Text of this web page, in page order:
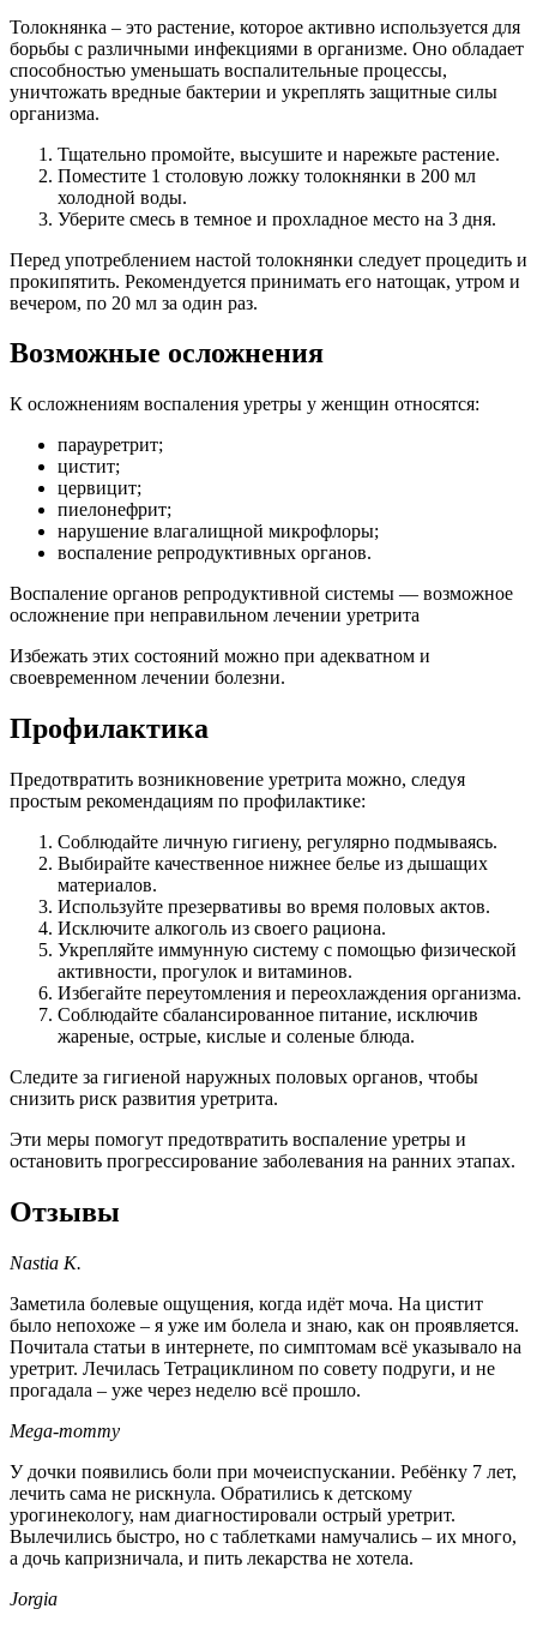
Толокнянка – это растение, которое активно используется для
борьбы с различными инфекциями в организме. Оно обладает
способностью уменьшать воспалительные процессы,
уничтожать вредные бактерии и укреплять защитные силы
организма.
Тщательно промойте, высушите и нарежьте растение.
Поместите 1 столовую ложку толокнянки в 200 мл
холодной воды.
Уберите смесь в темное и прохладное место на 3 дня.
Перед употреблением настой толокнянки следует процедить и
прокипятить. Рекомендуется принимать его натощак, утром и
вечером, по 20 мл за один раз.
Возможные осложнения
К осложнениям воспаления уретры у женщин относятся:
парауретрит;
цистит;
цервицит;
пиелонефрит;
нарушение влагалищной микрофлоры;
воспаление репродуктивных органов.
Воспаление органов репродуктивной системы — возможное
осложнение при неправильном лечении уретрита
Избежать этих состояний можно при адекватном и
своевременном лечении болезни.
Профилактика
Предотвратить возникновение уретрита можно, следуя
простым рекомендациям по профилактике:
Соблюдайте личную гигиену, регулярно подмываясь.
Выбирайте качественное нижнее белье из дышащих
материалов.
Используйте презервативы во время половых актов.
Исключите алкоголь из своего рациона.
Укрепляйте иммунную систему с помощью физической
активности, прогулок и витаминов.
Избегайте переутомления и переохлаждения организма.
Соблюдайте сбалансированное питание, исключив
жареные, острые, кислые и соленые блюда.
Следите за гигиеной наружных половых органов, чтобы
снизить риск развития уретрита.
Эти меры помогут предотвратить воспаление уретры и
остановить прогрессирование заболевания на ранних этапах.
Отзывы
Nastia K.
Заметила болевые ощущения, когда идёт моча. На цистит
было непохоже – я уже им болела и знаю, как он проявляется.
Почитала статьи в интернете, по симптомам всё указывало на
уретрит. Лечилась Тетрациклином по совету подруги, и не
прогадала – уже через неделю всё прошло.
Mega-mommy
У дочки появились боли при мочеиспускании. Ребёнку 7 лет,
лечить сама не рискнула. Обратились к детскому
урогинекологу, нам диагностировали острый уретрит.
Вылечились быстро, но с таблетками намучались – их много,
а дочь капризничала, и пить лекарства не хотела.
Jorgia